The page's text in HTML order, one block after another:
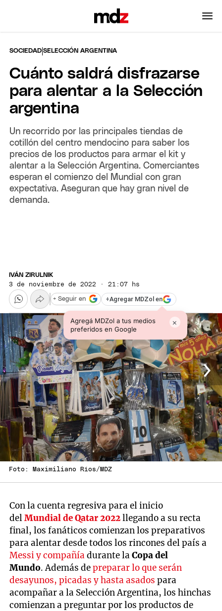
SOCIEDAD |SELECCIÓN ARGENTINA
Cuánto saldrá disfrazarse
para alentar a la Selección
argentina
Un recorrido por las principales tiendas de
cotillón del centro mendocino para saber los
precios de los productos para armar el kit y
alentar a la Selección Argentina. Comerciantes
esperan el comienzo del Mundial con gran
expectativa. Aseguran que hay gran nivel de
demanda.
IVÁN ZIRULNIK
3 de noviembre de 2022 · 21:07 hs
+Agregar MDZol en
Agregá MDZol a tus medios
preferidos en Google
×
+ Seguir en
Foto: Maximiliano Ríos/MDZ
Con la cuenta regresiva para el inicio
delMundial deQatar 2022llegando a su recta
final, los fanáticos comienzan los preparativos
para alentar desde todos los rincones del país a
Messi y compañía durante laCopa del
Mundo. Además depreparar lo que serán
desayunos, picadas y hasta asados para
acompañar a la Selección Argentina, los hinchas
comienzan a preguntar por los productos de